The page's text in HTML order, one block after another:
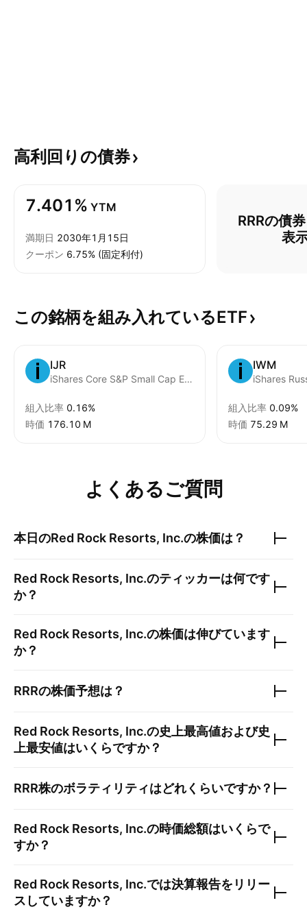
高利回りの債券
7.401% YTM
満期日 2030年1月15日
クーポン 6.75% (固定利付)
RRRの債
表
この銘柄を組み入れているETF
IJR
iShares Core S&P Small Cap ETF
組入比率 0.16%
時価 ‪176.10 M‬
IWM
iShares
組入比率 0.09%
時価 ‪75.29 M‬
よくあるご質問
本日のRed Rock Resorts, Inc.の株価は？
Red Rock Resorts, Inc.のティッカーは何です
か？
Red Rock Resorts, Inc.の株価は伸びています
か？
RRRの株価予想は？
Red Rock Resorts, Inc.の史上最高値および史
上最安値はいくらですか？
RRR株のボラティリティはどれくらいですか？
Red Rock Resorts, Inc.の時価総額はいくらで
すか？
Red Rock Resorts, Inc.では決算報告をリリー
スしていますか？